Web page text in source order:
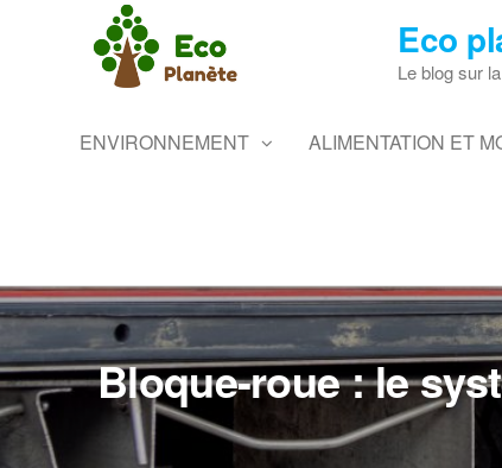
Eco
Le blog sur
ENVIRONNEMENT ALIMENTATION ET
Bloque-roue : le